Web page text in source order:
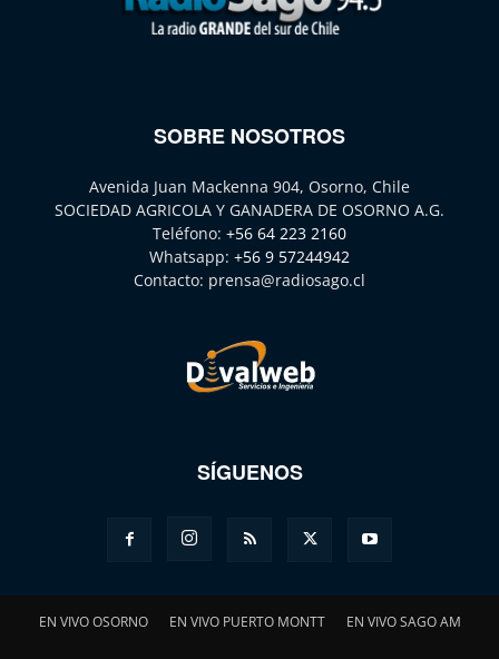
SOBRE NOSOTROS
Avenida Juan Mackenna 904, Osorno, Chile
SOCIEDAD AGRICOLA Y GANADERA DE OSORNO A.G.
Teléfono: +56 64 223 2160
Whatsapp: +56 9 57244942
Contacto: prensa@radiosago.cl
SÍGUENOS
EN VIVO OSORNO EN VIVO PUERTO MONTT EN VIVO SAGO AM